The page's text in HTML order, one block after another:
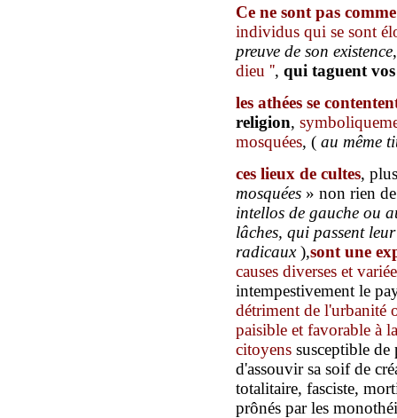
Ce ne sont pas
individus qui se sont
preuve de son existence,
dieu '', qui taguent vos
les athées se
religion,
mosquées, ( au même
ces lieux de cultes,
mosquées » non rien
intellos de gauche ou
lâches, qui passent
radicaux),sont une
causes diverses et
intempestivement le
détriment de l'urbanité
paisible et favorable à
citoyens susceptible
d'assouvir sa soif de
totalitaire, fasciste,
prônés par les